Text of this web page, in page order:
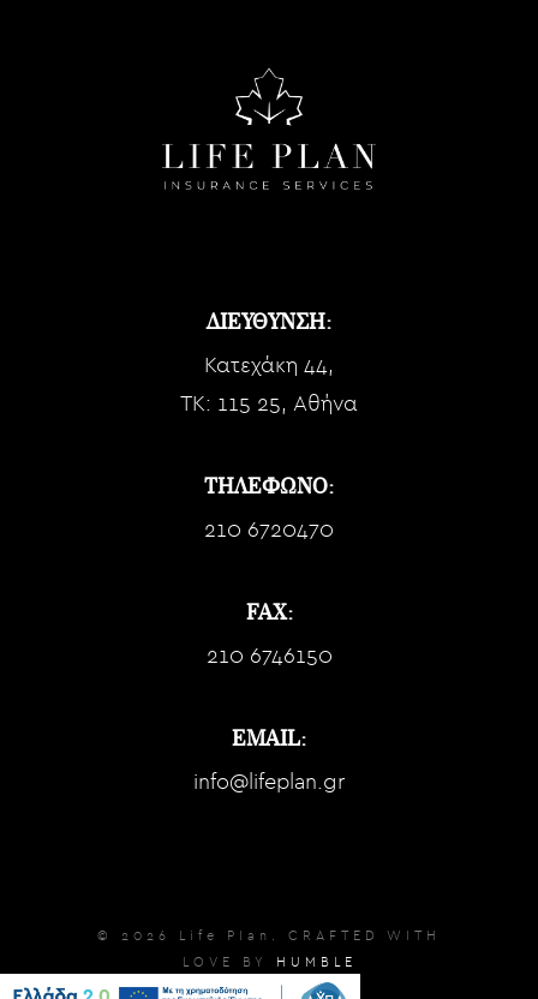
ΔΙΕΥΘΥΝΣΗ:
Κατεχάκη 44,
TK: 115 25, Αθήνα
ΤΗΛΕΦΩΝΟ:
210 6720470
FAX:
210 6746150
EMAIL:
info@lifeplan.gr
© 2026 Life Plan. CRAFTED WITH
LOVE BY
HUMBLE